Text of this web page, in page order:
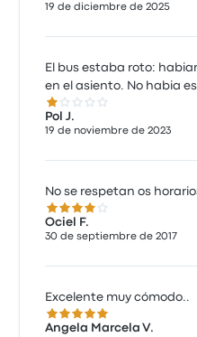
19 de diciembre de 2025
El bus estaba roto:
en el asiento. No habia
1.0 de 5 estrellas
Pol J.
19 de noviembre de 2023
No se respetan os
4.0 de 5 estrellas
Ociel F.
30 de septiembre de 2017
Excelente muy cómodo..
5.0 de 5 estrellas
Angela Marcela V.